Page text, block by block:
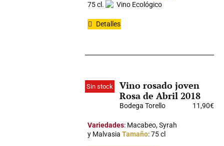
75 cl.
Vino Ecológico
Detalles
Sin stock
Vino rosado joven
Rosa de Abril 2018
Bodega Torello 11,90€
Variedades: Macabeo, Syrah
y Malvasia Tamaño: 75 cl